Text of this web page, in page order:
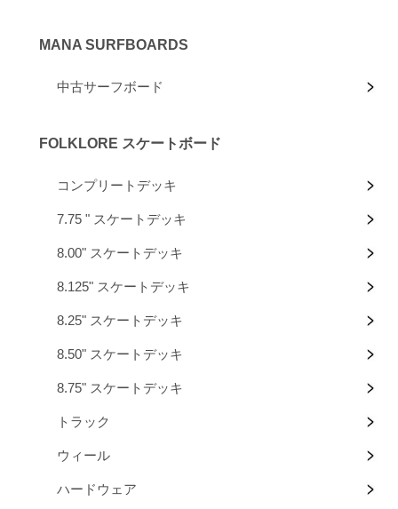
MANA SURFBOARDS
中古サーフボード
FOLKLORE スケートボード
コンプリートデッキ
7.75 " スケートデッキ
8.00" スケートデッキ
8.125" スケートデッキ
8.25" スケートデッキ
8.50" スケートデッキ
8.75" スケートデッキ
トラック
ウィール
ハードウェア